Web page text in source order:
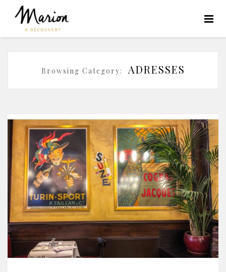
Browsing Category: ADRESSES